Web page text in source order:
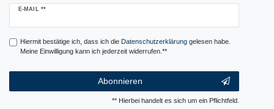
E-MAIL **
Newsletter
Hiermit bestätige ich, dass ich die Daten­schutz­erklärunggelesen habe.
Meine Einwilligung kann ich jederzeit widerrufen.**
Abonnieren
** Hierbei handelt es sich um ein Pflichtfeld.